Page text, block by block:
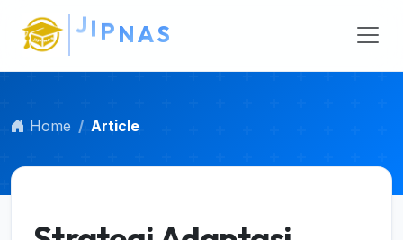
Main Navigation
Main Content
Sidebar
Home Article